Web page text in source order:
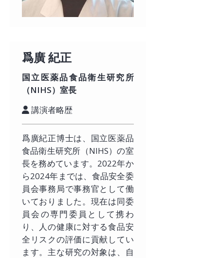
爲廣 紀正
国立医薬品食品衛生研究所
（NIHS）室長
講演者略歴
爲廣紀正博士は、国立医薬品
食品衛生研究所（NIHS）の室
長を務めています。2022年か
ら2024年までは、食品安全委
員会事務局で事務官として働
いておりました。現在は同委
員会の専門委員として携わ
り、人の健康に対する食品安
全リスクの評価に貢献してい
ます。主な研究の対象は、自